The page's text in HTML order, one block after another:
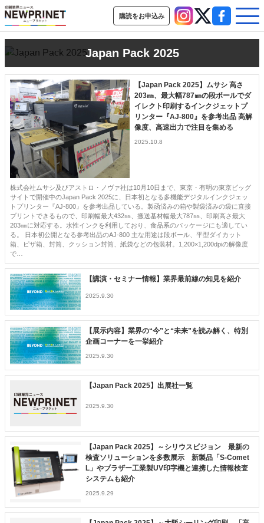
購読をお申込み
インデックス
TOP
新着記事 特集記事
動画コンテンツ
インタビュー
コレクション
カテゴリー一覧
新商品 新製品 ＡＩ・デジタル デジタル印刷
SDGs・地域
ポストプレス ビジネス
市場・統計
人事・移転・異動・訃報
特集記事カテゴリー一覧
2022 見える化・MIS特集
特集・デジタル印刷 アイデアで勝負！ ～多様なビジネス・多彩な商材～
JAPAN PACK 2023 特集
特集・デジタル印刷 ～ 新成長軌道を描く
案内
発刊案内
JFPI印刷用語集 印刷機材年鑑
運営
会社案内
購読・購入申し込み
お問い合わせ
Japan Pack 2025
【Japan Pack 2025】ムサシ 高さ
203㎜、最大幅787㎜の段ボールでダ
イレクト印刷するインクジェットプ
リンター『AJ-800』を参考出品 高解
像度、高速出力で注目を集める
2025.10.8
株式会社ムサシ及びアストロ・ノヴァ社は10月10日まで、東京・有明の東京ビッグ
サイトで開催中のJapan Pack 2025に、日本初となる多機能デジタルインクジェッ
トプリンター『AJ-800』を参考出品している。製函済みの箱や製袋済みの袋に直接
プリントできるもので、印刷幅最大432㎜、搬送基材幅最大787㎜、印刷高さ最大
203㎜に対応する。水性インクを利用しており、食品系のパッケージにも適してい
る。 日本初公開となる参考出品のAJ-800 主な用途は段ボール、平型ダイカット
箱、ピザ箱、封筒、クッション封筒、紙袋などの包装材。1,200×1,200dpiの解像度
で…
【講演・セミナー情報】業界最前線の知見を紹介
2025.9.30
【展示内容】業界の“今”と“未来”を読み解く、特別
企画コーナーを一挙紹介
2025.9.30
【Japan Pack 2025】出展社一覧
2025.9.30
【Japan Pack 2025】～シリウスビジョン 最新の
検査ソリューションを多数展示 新製品「S-Comet
L」やブラザー工業製UV印字機と連携した情報検査
システムも紹介
2025.9.29